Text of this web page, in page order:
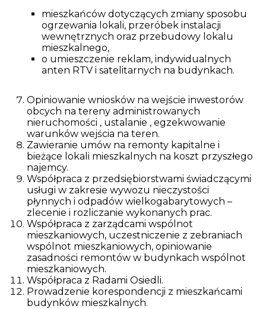
mieszkańców dotyczących zmiany sposobu
ogrzewania lokali, przeróbek instalacji
wewnętrznych oraz przebudowy lokalu
mieszkalnego,
o umieszczenie reklam, indywidualnych
anten RTV i satelitarnych na budynkach.
Opiniowanie wniosków na wejście inwestorów
obcych na tereny administrowanych
nieruchomości , ustalanie , egzekwowanie
warunków wejścia na teren.
Zawieranie umów na remonty kapitalne i
bieżące lokali mieszkalnych na koszt przyszłego
najemcy.
Współpraca z przedsiębiorstwami świadczącymi
usługi w zakresie wywozu nieczystości
płynnych i odpadów wielkogabarytowych –
zlecenie i rozliczanie wykonanych prac.
Współpraca z zarządcami wspólnot
mieszkaniowych, uczestniczenie z zebraniach
wspólnot mieszkaniowych, opiniowanie
zasadności remontów w budynkach wspólnot
mieszkaniowych.
Współpraca z Radami Osiedli.
Prowadzenie korespondencji z mieszkańcami
budynków mieszkalnych.